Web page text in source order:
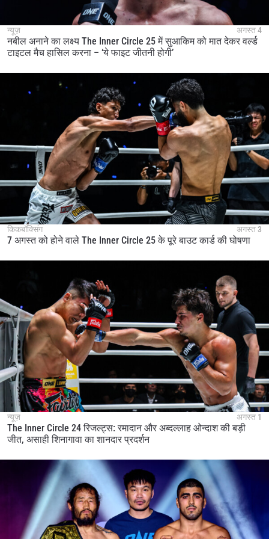
न्यूज़ अगस्त 4
नबील अनाने का लक्ष्य The Inner Circle 25 में सुआकिम को मात देकर वर्ल्ड
टाइटल मैच हासिल करना – ‘ये फाइट जीतनी होगी’
किकबॉक्सिंग अगस्त 3
7 अगस्त को होने वाले The Inner Circle 25 के पूरे बाउट कार्ड की घोषणा
न्यूज़ अगस्त 1
The Inner Circle 24 रिजल्ट्स: रमादान और अब्दल्लाह ओन्दाश की बड़ी
जीत, असाही शिनागावा का शानदार प्रदर्शन
By submitting this form, you are agreeing to our
collection, use and disclosure of your information
under ourPrivacy Policy. You may unsubscribe from
these communications at any time.